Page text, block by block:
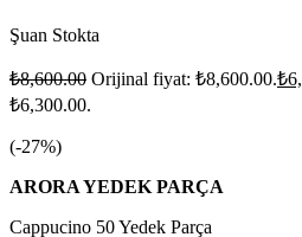
Şuan Stokta
₺8,600.00 Orijinal fiyat: ₺8,600.00.₺
₺6,300.00.
(-27%)
ARORA YEDEK PARÇA
Cappucino 50 Yedek Parça